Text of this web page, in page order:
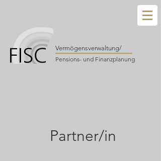
Vermögensverwaltung/
Pensions- und Finanzplanung
Partner/in